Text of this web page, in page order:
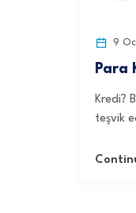
9
Para
Kredi?
teşvik